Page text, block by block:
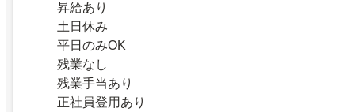
昇給あり
土日休み
平日のみOK
残業なし
残業手当あり
正社員登用あり